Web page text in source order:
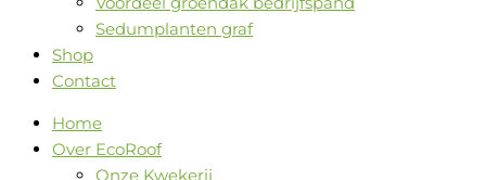
Sedumplanten graf
Shop
Contact
Home
Over EcoRoof
Onze Kwekerij